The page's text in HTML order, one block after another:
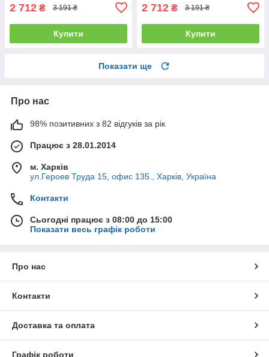
2 712 ₴ 3 191 ₴
Купити
2 712 ₴ 3 191 ₴
Купити
Показати ще
Про нас
98% позитивних з 82 відгуків за рік
Працює з 28.01.2014
м. Харків
ул.Героев Труда 15, офис 135., Харків, Україна
Контакти
Сьогодні працює з 08:00 до 15:00
Показати весь графік роботи
Про нас
Контакти
Доставка та оплата
Графік роботи